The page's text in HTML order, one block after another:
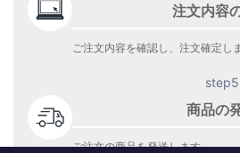
注文内容
ご注文内容を確認し、注文確定し
step5
商品の
ご注文の商品を発送します。